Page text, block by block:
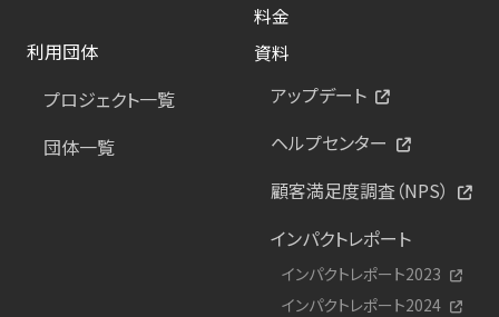
料金
利用団体
プロジェクト一覧
団体一覧
資料
アップデート
ヘルプセンター
顧客満足度調査（NPS）
インパクトレポート
インパクトレポート2023
インパクトレポート2024